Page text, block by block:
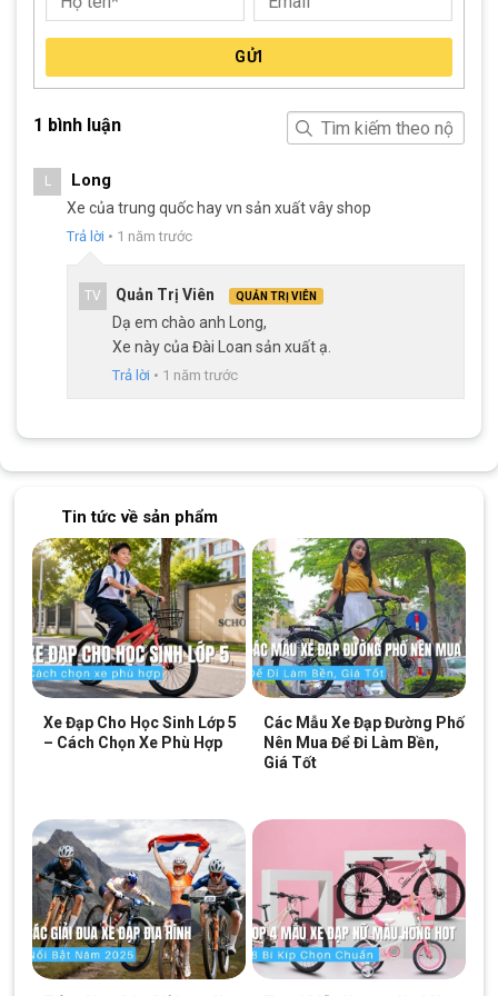
Ghi đông thép cứng cáp, cổ điển
Tay lái của Xe Đạp Trẻ Em Xaming XM06 18 Inch được đúc theo
dáng cong thường gặp ở những loại
chính là bởi đây là dángghi đôngcó ảnh hưởng tốt nhất tới
xương sườn của bé khi đạp xe.
Không chỉ giúp bé có tự thế đạp xe đúng mà dáng tay cong còn
cho bé dễ dàng điều khiển linh hoạt dù chỉ mới tập đi.
Pô tăng được cấu từ hợp kim thép cứng giữ cho đầu xe vững
hơn mỗi khi trời trở gió, tránh tình trạng bé bị lạng tay lái.
Xem thêm: Một số mẫuxe đạp Xamingchất
lượng
Bánh xe bản to chống trơn trượt
GỬI
1 bình luận
L Long
Xe của trung quốc hay vn sản xuất vây shop
Trả lời • 1 năm trước
TV Quản Trị Viên QUẢN TRỊ VIÊN
Dạ em chào anh Long,
Xe này của Đài Loan sản xuất ạ.
Trả lời • 1 năm trước
Tin tức về sản phẩm
Xe Đạp Cho Học Sinh Lớp 5
– Cách Chọn Xe Phù Hợp
Các Mẫu Xe Đạp Đường Phố
Nên Mua Để Đi Làm Bền,
Giá Tốt